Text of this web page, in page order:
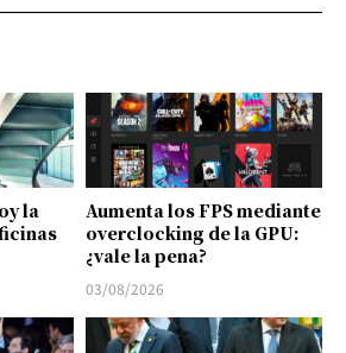
la
Aumenta los FPS mediante
overclocking de la GPU:
¿vale la pena?
03/08/2026